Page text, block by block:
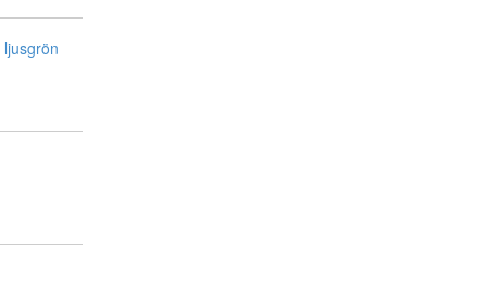
ljusgrön